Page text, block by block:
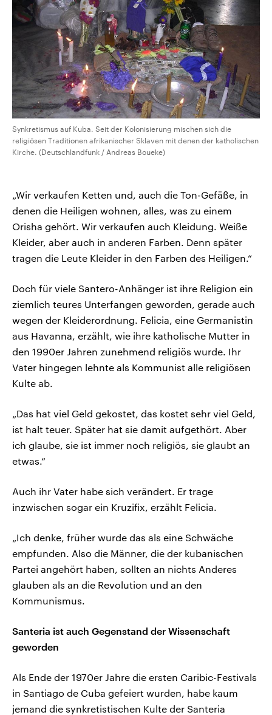
Synkretismus auf Kuba. Seit der Kolonisierung mischen sich die
religiösen Traditionen afrikanischer Sklaven mit denen der katholischen
Kirche. (Deutschlandfunk / Andreas Boueke)
„Wir verkaufen Ketten und, auch die Ton-Gefäße, in
denen die Heiligen wohnen, alles, was zu einem
Orisha gehört. Wir verkaufen auch Kleidung. Weiße
Kleider, aber auch in anderen Farben. Denn später
tragen die Leute Kleider in den Farben des Heiligen.“
Doch für viele Santero-Anhänger ist ihre Religion ein
ziemlich teures Unterfangen geworden, gerade auch
wegen der Kleiderordnung. Felicia, eine Germanistin
aus Havanna, erzählt, wie ihre katholische Mutter in
den 1990er Jahren zunehmend religiös wurde. Ihr
Vater hingegen lehnte als Kommunist alle religiösen
Kulte ab.
„Das hat viel Geld gekostet, das kostet sehr viel Geld,
ist halt teuer. Später hat sie damit aufgethört. Aber
ich glaube, sie ist immer noch religiös, sie glaubt an
etwas.“
Auch ihr Vater habe sich verändert. Er trage
inzwischen sogar ein Kruzifix, erzählt Felicia.
„Ich denke, früher wurde das als eine Schwäche
empfunden. Also die Männer, die der kubanischen
Partei angehört haben, sollten an nichts Anderes
glauben als an die Revolution und an den
Kommunismus.
Santeria ist auch Gegenstand der Wissenschaft
geworden
Als Ende der 1970er Jahre die ersten Caribic-Festivals
in Santiago de Cuba gefeiert wurden, habe kaum
jemand die synkretistischen Kulte der Santeria